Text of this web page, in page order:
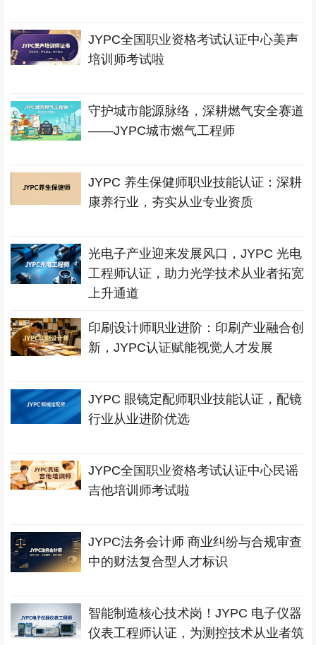
JYPC全国职业资格考试认证中心美声
培训师考试啦
守护城市能源脉络，深耕燃气安全赛道
——JYPC城市燃气工程师
JYPC 养生保健师职业技能认证：深耕
康养行业，夯实从业专业资质
光电子产业迎来发展风口，JYPC 光电
工程师认证，助力光学技术从业者拓宽
上升通道
印刷设计师职业进阶：印刷产业融合创
新，JYPC认证赋能视觉人才发展
JYPC 眼镜定配师职业技能认证，配镜
行业从业进阶优选
JYPC全国职业资格考试认证中心民谣
吉他培训师考试啦
JYPC法务会计师 商业纠纷与合规审查
中的财法复合型人才标识
智能制造核心技术岗！JYPC 电子仪器
仪表工程师认证，为测控技术从业者筑